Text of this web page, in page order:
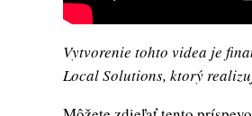
Vytvorenie tohto videa je
Local Solutions, ktorý